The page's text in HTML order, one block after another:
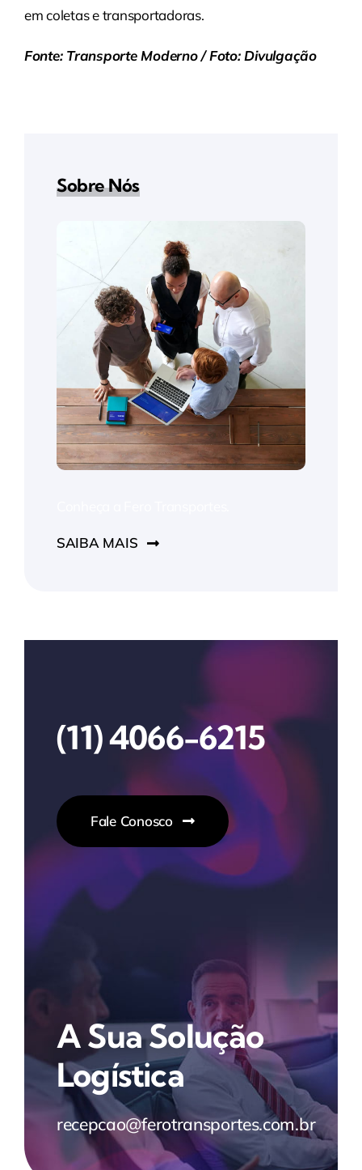
em coletas e transportadoras.
Fonte: Transporte Moderno / Foto: Divulgação
Sobre Nós
SAIBA MAIS
(11) 4066-6215
Fale Conosco
A Sua Solução
Logística
recepcao@ferotransportes.com.br